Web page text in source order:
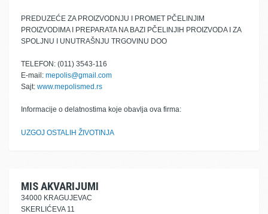
PREDUZEĆE ZA PROIZVODNJU I PROMET PČELINJIM
PROIZVODIMA I PREPARATA NA BAZI PČELINJIH PROIZVODA I ZA
SPOLJNU I UNUTRAŠNJU TRGOVINU DOO
TELEFON: (011) 3543-116
E-mail: mepolis@gmail.com
Sajt: www.mepolismed.rs
Informacije o delatnostima koje obavlja ova firma:
UZGOJ OSTALIH ŽIVOTINJA
MIS AKVARIJUMI
34000 KRAGUJEVAC
SKERLIĆEVA 11